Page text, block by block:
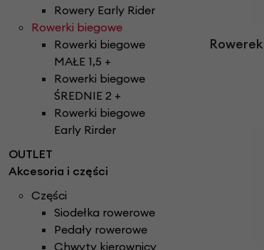
Rowery Składane
Rowery Tandem
Rowery Trójkołowe
Rowerki biegowe
Rowery Cargo / transportowe
Części do rowerów elektrycznych
Dzwonki rowerowe
F oteliki rowerowe
Hamulce rowerowe
asety i wolnobiegi
Kaski rowerowe
Napęd
Nóżki
Rowery Early Rider
Rowerki biegowe
Rowerki biegowe
MAŁE 1,5 +
Rowerki biegowe
ŚREDNIE 2 +
Rowerki biegowe
Early Rirder
OUTLET
Akcesoria i części
Części
Siodełka rowerowe
Pedały rowerowe
Chwyty kierownicy